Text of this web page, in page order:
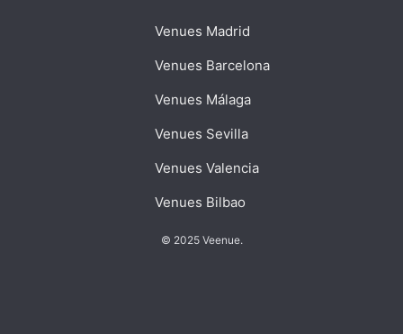
Venues Madrid
Venues Barcelona
Venues Málaga
Venues Sevilla
Venues Valencia
Venues Bilbao
© 2025 Veenue.